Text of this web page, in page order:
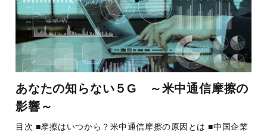
あなたの知らない５G ～米中通信摩擦の
影響～
目次 ■摩擦はいつから？米中通信摩擦の原因とは ■中国企業